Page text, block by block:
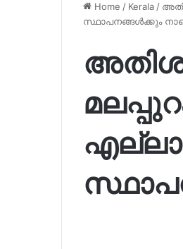
Home / Kerala /
സ്ഥാപനങ്ങൾക്കും
എല്ലാ